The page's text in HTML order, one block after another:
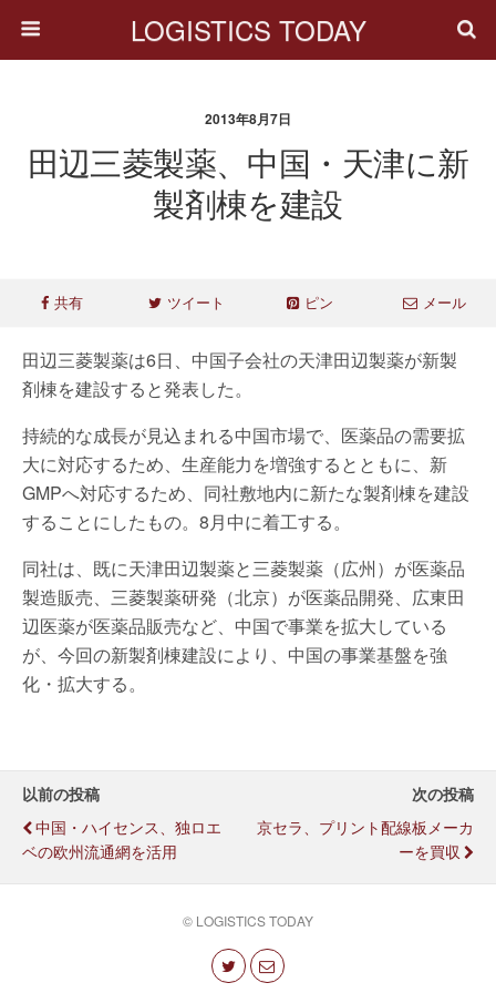
LOGISTICS TODAY
2013年8月7日
田辺三菱製薬、中国・天津に新
製剤棟を建設
共有 ツイート ピン メール
田辺三菱製薬は6日、中国子会社の天津田辺製薬が新製
剤棟を建設すると発表した。
持続的な成長が見込まれる中国市場で、医薬品の需要拡
大に対応するため、生産能力を増強するとともに、新
GMPへ対応するため、同社敷地内に新たな製剤棟を建設
することにしたもの。8月中に着工する。
同社は、既に天津田辺製薬と三菱製薬（広州）が医薬品
製造販売、三菱製薬研発（北京）が医薬品開発、広東田
辺医薬が医薬品販売など、中国で事業を拡大している
が、今回の新製剤棟建設により、中国の事業基盤を強
化・拡大する。
以前の投稿
中国・ハイセンス、独ロエ
ベの欧州流通網を活用
次の投稿
京セラ、プリント配線板メーカ
ーを買収
© LOGISTICS TODAY